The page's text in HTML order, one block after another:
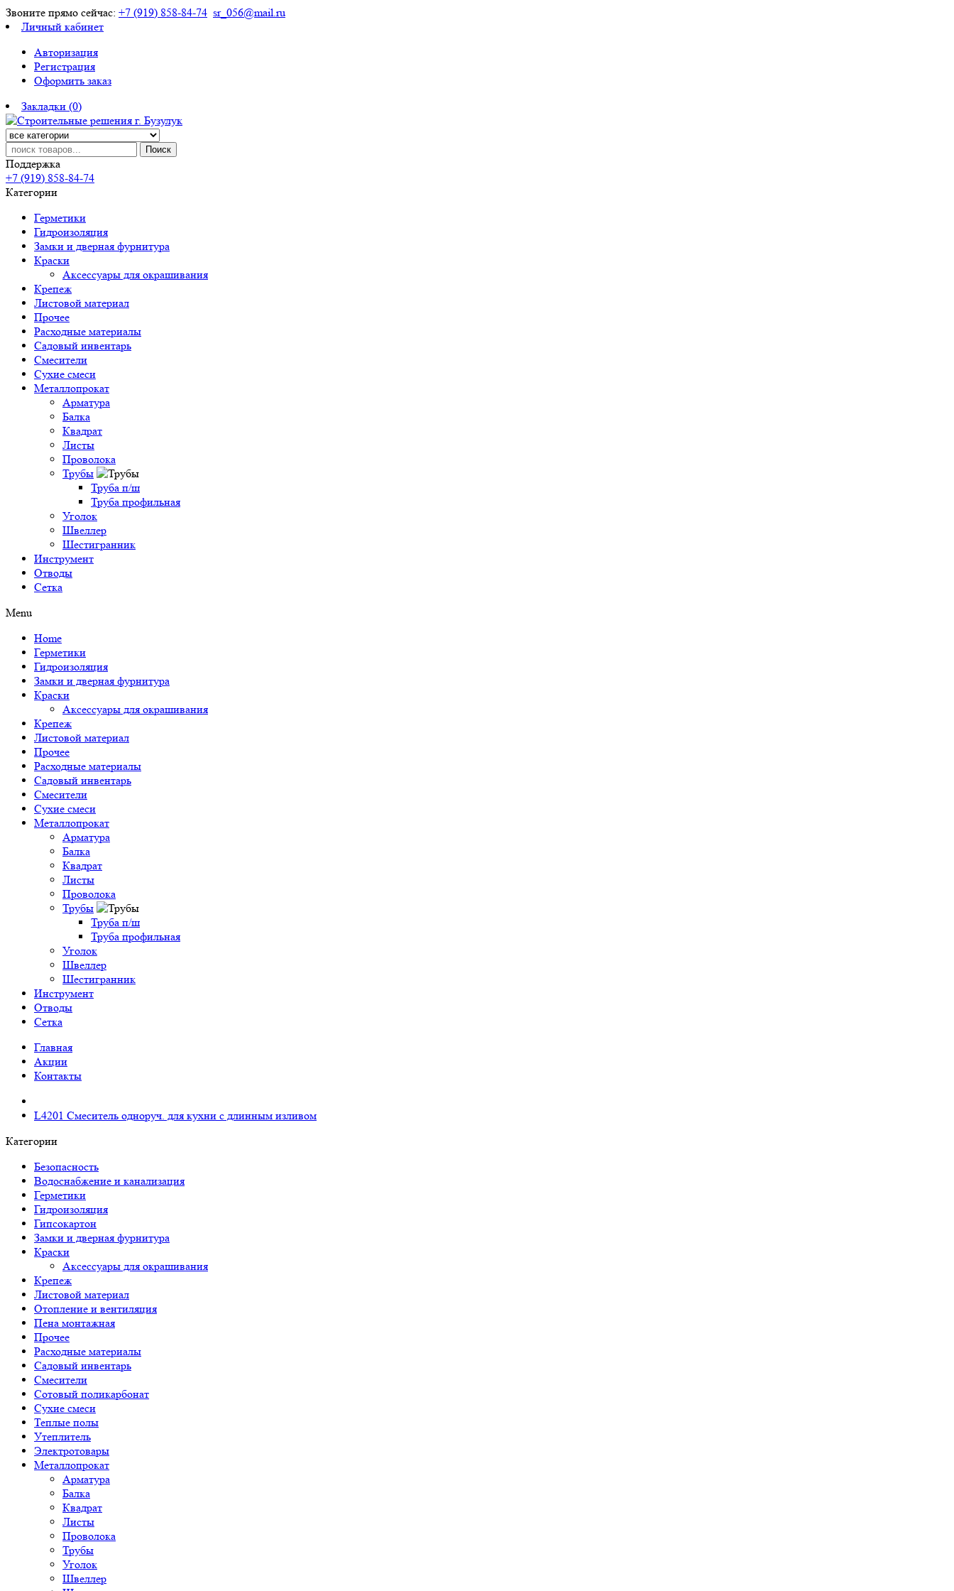
Звоните прямо сейчас: +7 (919) 858-84-74 sr_056@mail.ru
Личный кабинет
Авторизация
Регистрация
Оформить заказ
Закладки (0)
Поиск
Поддержка
+7 (919) 858-84-74
Категории
Герметики
Гидроизоляция
Замки и дверная фурнитура
Краски
Аксессуары для окрашивания
Крепеж
Листовой материал
Прочее
Расходные материалы
Садовый инвентарь
Смесители
Сухие смеси
Металлопрокат
Арматура
Балка
Квадрат
Листы
Проволока
Трубы
Труба п/ш
Труба профильная
Уголок
Швеллер
Шестигранник
Инструмент
Отводы
Сетка
Menu
Home
Герметики
Гидроизоляция
Замки и дверная фурнитура
Краски
Аксессуары для окрашивания
Крепеж
Листовой материал
Прочее
Расходные материалы
Садовый инвентарь
Смесители
Сухие смеси
Металлопрокат
Арматура
Балка
Квадрат
Листы
Проволока
Трубы
Труба п/ш
Труба профильная
Уголок
Швеллер
Шестигранник
Инструмент
Отводы
Сетка
Главная
Акции
Контакты
L4201 Смеситель одноруч. для кухни с длинным изливом
Категории
Безопасность
Водоснабжение и канализация
Герметики
Гидроизоляция
Гипсокартон
Замки и дверная фурнитура
Краски
Аксессуары для окрашивания
Крепеж
Листовой материал
Отопление и вентиляция
Пена монтажная
Прочее
Расходные материалы
Садовый инвентарь
Смесители
Сотовый поликарбонат
Сухие смеси
Теплые полы
Утеплитель
Электротовары
Металлопрокат
Арматура
Балка
Квадрат
Листы
Проволока
Трубы
Уголок
Швеллер